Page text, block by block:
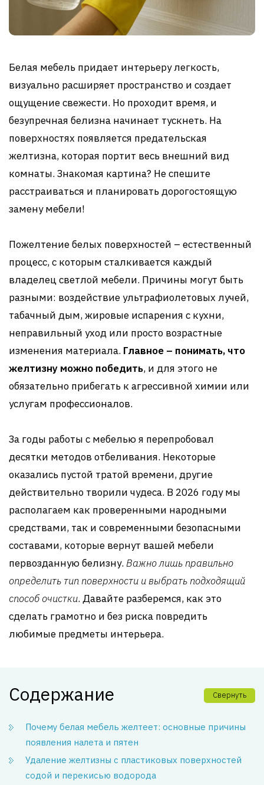
Белая мебель придает интерьеру легкость,
визуально расширяет пространство и создает
ощущение свежести. Но проходит время, и
безупречная белизна начинает тускнеть. На
поверхностях появляется предательская
желтизна, которая портит весь внешний вид
комнаты. Знакомая картина? Не спешите
расстраиваться и планировать дорогостоящую
замену мебели!
Пожелтение белых поверхностей – естественный
процесс, с которым сталкивается каждый
владелец светлой мебели. Причины могут быть
разными: воздействие ультрафиолетовых лучей,
табачный дым, жировые испарения с кухни,
неправильный уход или просто возрастные
изменения материала. Главное – понимать, что
желтизну можно победить, и для этого не
обязательно прибегать к агрессивной химии или
услугам профессионалов.
За годы работы с мебелью я перепробовал
десятки методов отбеливания. Некоторые
оказались пустой тратой времени, другие
действительно творили чудеса. В 2026 году мы
располагаем как проверенными народными
средствами, так и современными безопасными
составами, которые вернут вашей мебели
первозданную белизну. Важно лишь правильно
определить тип поверхности и выбрать подходящий
способ очистки. Давайте разберемся, как это
сделать грамотно и без риска повредить
любимые предметы интерьера.
Содержание Свернуть
Почему белая мебель желтеет: основные причины
появления налета и пятен
Удаление желтизны с пластиковых поверхностей
содой и перекисью водорода